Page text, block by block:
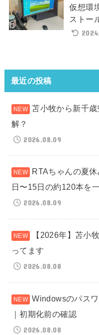
仮想環
ストー
最近の投稿
苫小牧から新千
解？
2026.08.09
RTAちゃんの夏
日〜15日の約120本を
2026.08.09
【2026年】苫小
ってます
2026.08.08
Windowsのパス
｜初期化前の確認
2026.08.08